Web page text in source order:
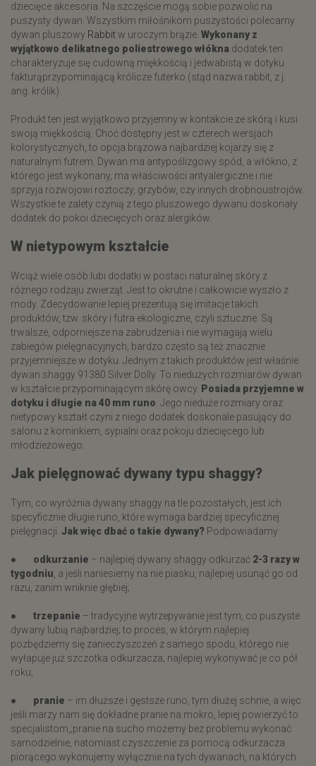
dziecięce akcesoria. Na szczęście mogą sobie pozwolić na
puszysty dywan. Wszystkim miłośnikom puszystości polecamy
dywan pluszowy Rabbitw uroczym brązie. Wykonany z
wyjątkowo delikatnego poliestrowego włókna dodatek ten
charakteryzuje się cudowną miękkością i jedwabistą w dotyku
fakturąprzypominającą królicze futerko (stąd nazwa rabbit, z j.
ang. królik).
Produkt ten jest wyjątkowo przyjemny w kontakcie ze skórą i kusi
swoją miękkością. Choć dostępny jest w czterech wersjach
kolorystycznych, to opcja brązowa najbardziej kojarzy się z
naturalnym futrem. Dywan ma antypoślizgowy spód, a włókno, z
którego jest wykonany, ma właściwości antyalergiczne i nie
sprzyja rozwojowi roztoczy, grzybów, czy innych drobnoustrojów.
Wszystkie te zalety czynią z tego pluszowego dywanu doskonały
dodatek do pokoi dziecięcych oraz alergików.
W nietypowym kształcie
Wciąż wiele osób lubi dodatki w postaci naturalnej skóry z
różnego rodzaju zwierząt. Jest to okrutne i całkowicie wyszło z
mody. Zdecydowanie lepiej prezentują się imitacje takich
produktów, tzw. skóry i futra ekologiczne, czyli sztuczne. Są
trwalsze, odporniejsze na zabrudzenia i nie wymagają wielu
zabiegów pielęgnacyjnych, bardzo często są też znacznie
przyjemniejsze w dotyku. Jednym z takich produktów jest właśnie
dywan shaggy 91380 Silver Dolly. To niedużych rozmiarów dywan
w kształcie przypominającym skórę owcy. Posiada przyjemne w
dotyku i długie na 40 mm runo . Jego nieduże rozmiary oraz
nietypowy kształt czyni z niego dodatek doskonale pasujący do
salonu z kominkiem, sypialni oraz pokoju dziecięcego lub
młodzieżowego.
Jak pielęgnować dywany typu shaggy?
Tym, co wyróżnia dywany shaggy na tle pozostałych, jest ich
specyficznie długie runo, które wymaga bardziej specyficznej
pielęgnacji. Jak więc dbać o takie dywany? Podpowiadamy:
● odkurzanie – najlepiej dywany shaggy odkurzać 2-3 razy w
tygodniu , a jeśli naniesiemy na nie piasku, najlepiej usunąć go od
razu, zanim wniknie głębiej;
● trzepanie – tradycyjne wytrzepywanie jest tym, co puszyste
dywany lubią najbardziej; to proces, w którym najlepiej
pozbędziemy się zanieczyszczeń z samego spodu, którego nie
wyłapuje już szczotka odkurzacza; najlepiej wykonywać je co pół
roku;
● pranie – im dłuższe i gęstsze runo, tym dłużej schnie, a więc
jeśli marzy nam się dokładne pranie na mokro, lepiej powierzyć to
specjalistom,;pranie na sucho możemy bez problemu wykonać
samodzielnie, natomiast czyszczenie za pomocą odkurzacza
piorącego wykonujemy wyłącznie na tych dywanach, na których